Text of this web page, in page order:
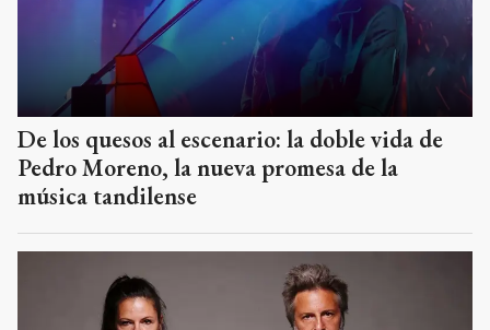
De los quesos al escenario: la doble vida de
Pedro Moreno, la nueva promesa de la
música tandilense